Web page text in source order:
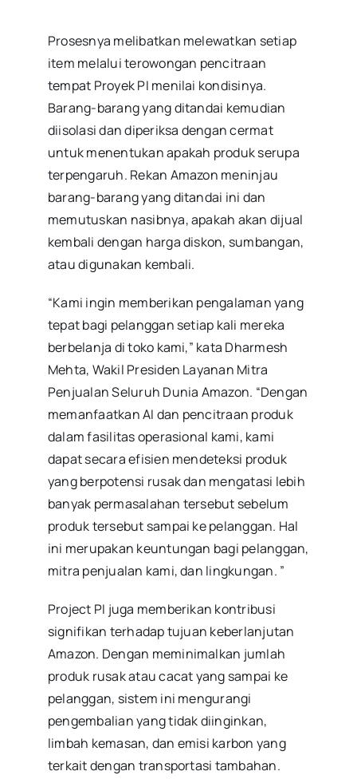
Prosesnya melibatkan melewatkan setiap
item melalui terowongan pencitraan
tempat Proyek PI menilai kondisinya.
Barang-barang yang ditandai kemudian
diisolasi dan diperiksa dengan cermat
untuk menentukan apakah produk serupa
terpengaruh. Rekan Amazon meninjau
barang-barang yang ditandai ini dan
memutuskan nasibnya, apakah akan dijual
kembali dengan harga diskon, sumbangan,
atau digunakan kembali.
“Kami ingin memberikan pengalaman yang
tepat bagi pelanggan setiap kali mereka
berbelanja di toko kami,” kata Dharmesh
Mehta, Wakil Presiden Layanan Mitra
Penjualan Seluruh Dunia Amazon. “Dengan
memanfaatkan AI dan pencitraan produk
dalam fasilitas operasional kami, kami
dapat secara efisien mendeteksi produk
yang berpotensi rusak dan mengatasi lebih
banyak permasalahan tersebut sebelum
produk tersebut sampai ke pelanggan. Hal
ini merupakan keuntungan bagi pelanggan,
mitra penjualan kami, dan lingkungan. ”
Project PI juga memberikan kontribusi
signifikan terhadap tujuan keberlanjutan
Amazon. Dengan meminimalkan jumlah
produk rusak atau cacat yang sampai ke
pelanggan, sistem ini mengurangi
pengembalian yang tidak diinginkan,
limbah kemasan, dan emisi karbon yang
terkait dengan transportasi tambahan.